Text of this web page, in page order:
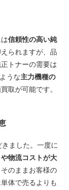
信頼性の高い純
られますが、品
トナーの需要は
うな主力機種の
取が可能です。
ました。一度に
物流コストが大
のままお客様の
体で売るよりも